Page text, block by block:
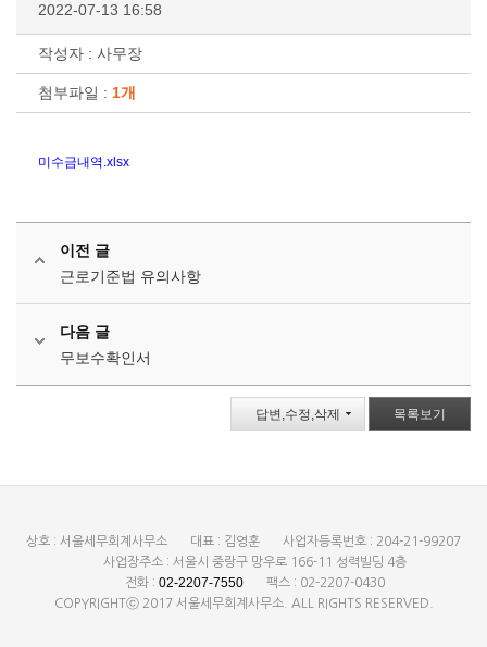
2022-07-13 16:58
작성자 : 사무장
첨부파일 : 1개
미수금내역.xlsx
이전 글
근로기준법 유의사항
다음 글
무보수확인서
답변,수정,삭제 목록보기
상호 : 서울세무회계사무소 대표 : 김영훈
사업자등록번호 : 204-21-99207
사업장주소 : 서울시 중랑구 망우로 166-11 성력빌딩 4층
전화 : 02-2207-7550
팩스 : 02-2207-0430
COPYRIGHTⓒ 2017 서울세무회계사무소. ALL RIGHTS RESERVED.